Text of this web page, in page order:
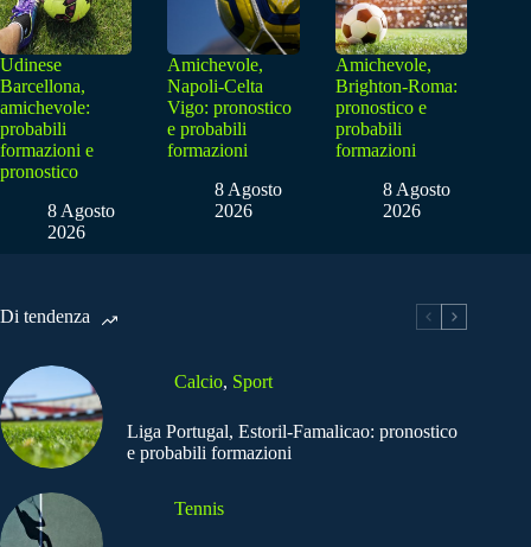
Udinese
Barcellona,
amichevole:
probabili
formazioni e
pronostico
8 Agosto
2026
Amichevole,
Napoli-Celta
Vigo: pronostico
e probabili
formazioni
8 Agosto
2026
Amichevole,
Brighton-Roma:
pronostico e
probabili
formazioni
8 Agosto
2026
Di tendenza
Calcio, Sport
Liga Portugal, Estoril-Famalicao: pronostico
e probabili formazioni
Tennis